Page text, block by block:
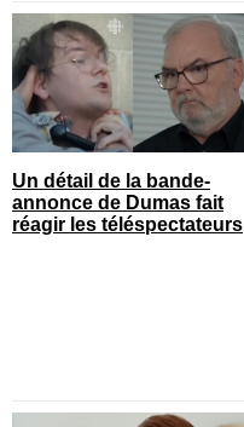
Un détail de la bande-
annonce de Dumas fait
réagir les téléspectateurs